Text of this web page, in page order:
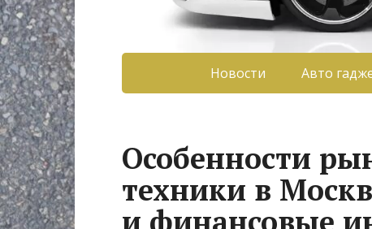
Новости Авто
Особенности
техники в
и финансовые